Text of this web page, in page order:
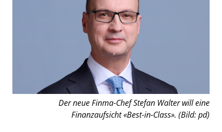
Der neue Finma-Chef Stefan Walter will eine
Finanzaufsicht «Best-in-Class». (Bild: pd)